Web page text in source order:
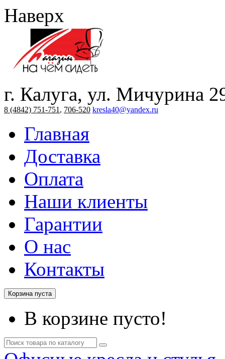
Наверх
г. Калуга, ул. Мичурина
8 (4842) 751-751 , 706-520 kresla40@yandex.ru
Главная
Доставка
Оплата
Наши клиенты
Гарантии
О нас
Контакты
Корзина пуста
В корзине пусто!